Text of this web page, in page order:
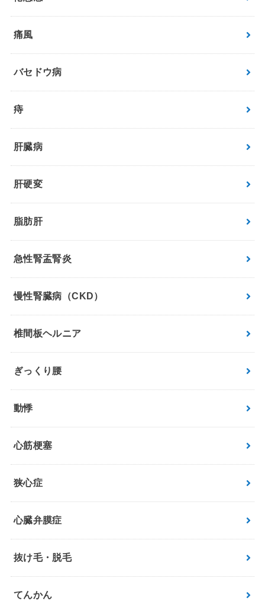
痛風
バセドウ病
痔
肝臓病
肝硬変
脂肪肝
急性腎盂腎炎
慢性腎臓病（CKD）
椎間板ヘルニア
ぎっくり腰
動悸
心筋梗塞
狭心症
心臓弁膜症
抜け毛・脱毛
てんかん